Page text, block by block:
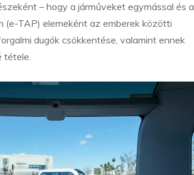
– hogy a járműveket egymással és a
(e-TAP) elemeként az emberek közötti
dugók csökkentése, valamint ennek
tétele.